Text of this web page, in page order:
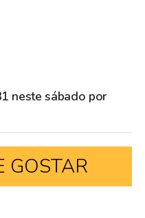
neste sábado por
GOSTAR